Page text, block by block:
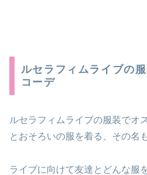
ルセラフィムライブの
コーデ
ルセラフィムライブの服装でオ
とおそろいの服を着る、その名
ライブに向けて友達とどんな服